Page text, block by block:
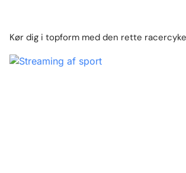
Kør dig i topform med den rette